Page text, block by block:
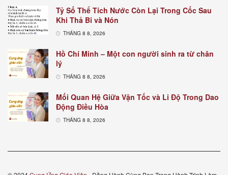
Tỷ Số Thể Tích Nước Còn Lại Trong Cốc Sau
Khi Thả Bi và Nón
THÁNG 8 8, 2026
Hồ Chí Minh – Một con người sinh ra từ chân
lý
THÁNG 8 8, 2026
Mối Quan Hệ Giữa Vận Tốc và Li Độ Trong Dao
Động Điều Hòa
THÁNG 8 8, 2026